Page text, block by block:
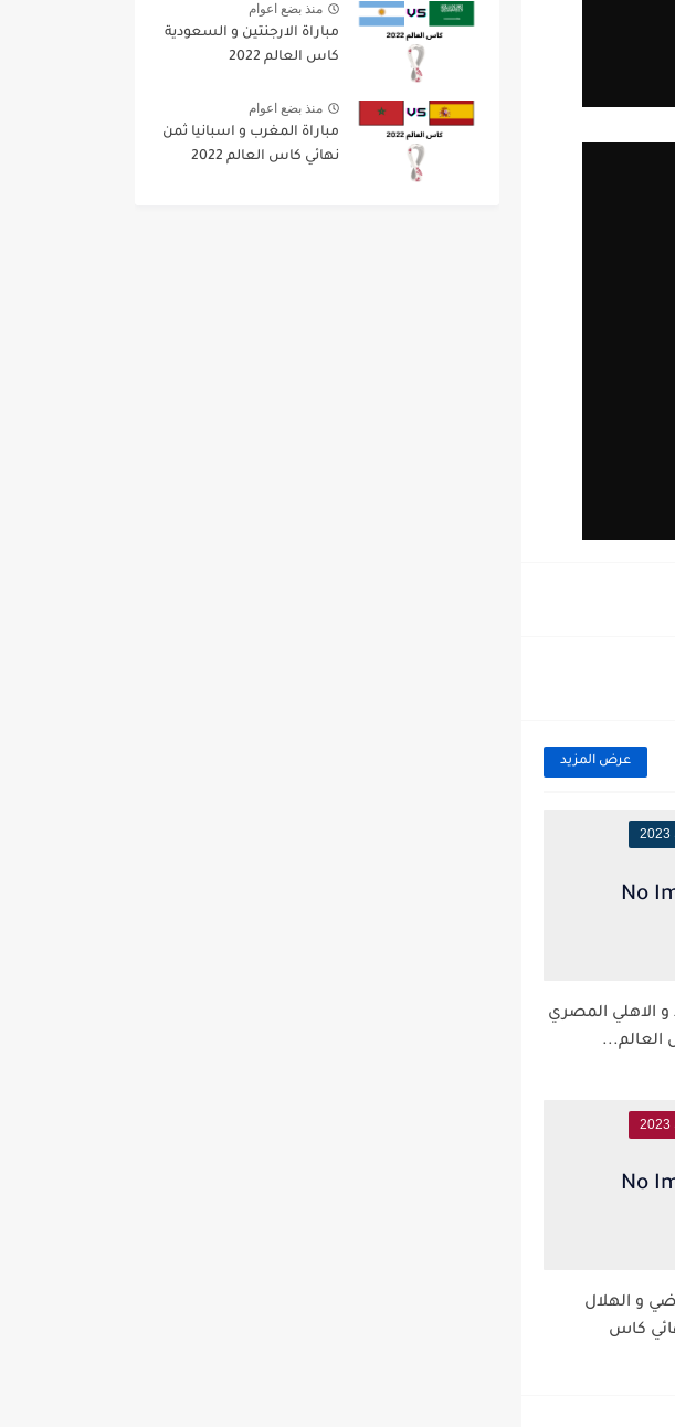
عرض المزيد
و الاهلي المصري
و الهلال
كاس
منذ بضع اعوام
مباراة الارجنتين و السعودية
كاس العالم 2022
منذ بضع اعوام
مباراة المغرب و اسبانيا ثمن
نهائي كاس العالم 2022